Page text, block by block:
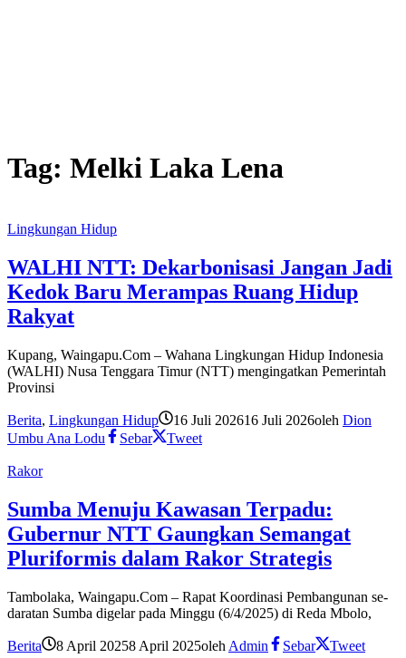
Tag: Melki Laka Lena
Lingkungan Hidup
WALHI NTT: Dekarbonisasi Jangan Jadi
Kedok Baru Merampas Ruang Hidup
Rakyat
Kupang, Waingapu.Com – Wahana Lingkungan Hidup Indonesia
(WALHI) Nusa Tenggara Timur (NTT) mengingatkan Pemerintah
Provinsi
Berita, Lingkungan Hidup 16 Juli 202616 Juli 2026oleh Dion
Umbu Ana Lodu
Sebar Tweet
Rakor
Sumba Menuju Kawasan Terpadu:
Gubernur NTT Gaungkan Semangat
Pluriformis dalam Rakor Strategis
Tambolaka, Waingapu.Com – Rapat Koordinasi Pembangunan se-
daratan Sumba digelar pada Minggu (6/4/2025) di Reda Mbolo,
Berita 8 April 20258 April 2025oleh Admin Sebar
Tweet